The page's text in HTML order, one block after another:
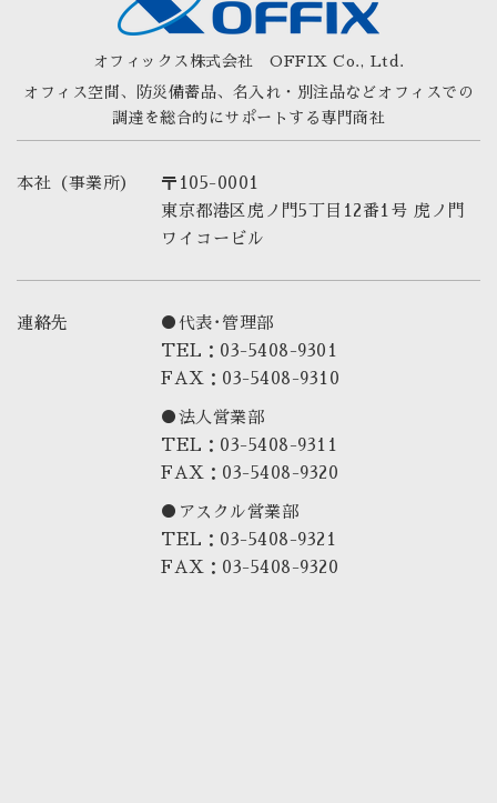
オフィックス株式会社 OFFIX Co., Ltd.
オフィス空間、防災備蓄品、名入れ・別注品など オフィスでの
調達を総合的にサポートする専門商社
本社（事業所）
〒105-0001
東京都港区虎ノ門5丁目12番1号 虎ノ門
ワイコービル
連絡先
●代表･管理部
TEL：03-5408-9301
FAX：03-5408-9310
●法人営業部
TEL：03-5408-9311
FAX：03-5408-9320
●アスクル営業部
TEL：03-5408-9321
FAX：03-5408-9320